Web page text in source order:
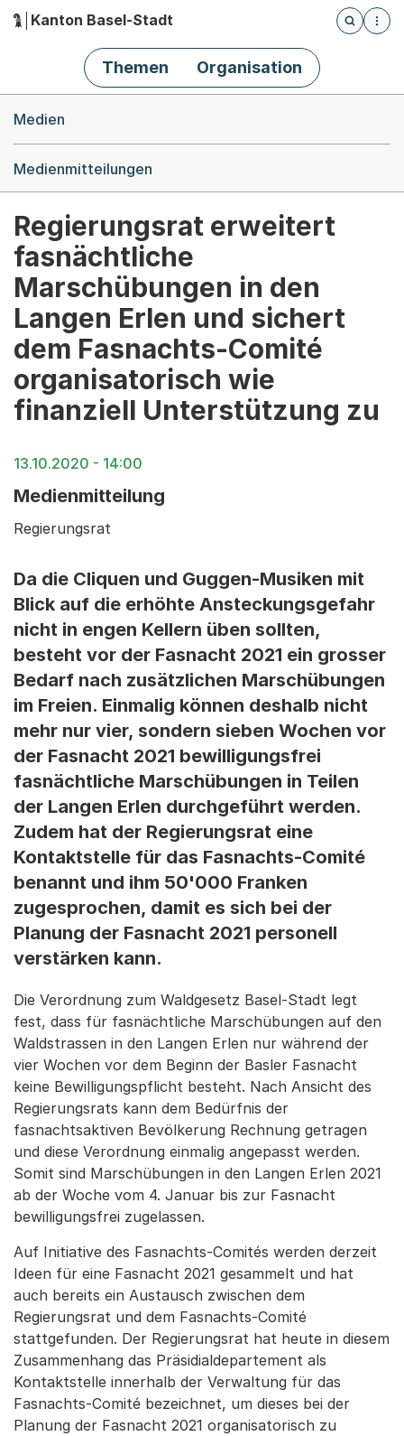
Hauptnavigation
Kanton Basel-Stadt
Öffnet
Themen Organisation
Medien
Medienmitteilungen
Regierungsrat erweitert
fasnächtliche
Marschübungen in den
Langen Erlen und sichert
dem Fasnachts-Comité
organisatorisch wie
finanziell Unterstützung zu
13.10.2020 - 14:00
Medienmitteilung
Regierungsrat
Da die Cliquen und Guggen-Musiken mit
Blick auf die erhöhte Ansteckungsgefahr
nicht in engen Kellern üben sollten,
besteht vor der Fasnacht 2021 ein grosser
Bedarf nach zusätzlichen Marschübungen
im Freien. Einmalig können deshalb nicht
mehr nur vier, sondern sieben Wochen vor
der Fasnacht 2021 bewilligungsfrei
fasnächtliche Marschübungen in Teilen
der Langen Erlen durchgeführt werden.
Zudem hat der Regierungsrat eine
Kontaktstelle für das Fasnachts-Comité
benannt und ihm 50'000 Franken
zugesprochen, damit es sich bei der
Planung der Fasnacht 2021 personell
verstärken kann.
Die Verordnung zum Waldgesetz Basel-Stadt legt
fest, dass für fasnächtliche Marschübungen auf den
Waldstrassen in den Langen Erlen nur während der
vier Wochen vor dem Beginn der Basler Fasnacht
keine Bewilligungspflicht besteht. Nach Ansicht des
Regierungsrats kann dem Bedürfnis der
fasnachtsaktiven Bevölkerung Rechnung getragen
und diese Verordnung einmalig angepasst werden.
Somit sind Marschübungen in den Langen Erlen 2021
ab der Woche vom 4. Januar bis zur Fasnacht
bewilligungsfrei zugelassen.
Auf Initiative des Fasnachts-Comités werden derzeit
Ideen für eine Fasnacht 2021 gesammelt und hat
auch bereits ein Austausch zwischen dem
Regierungsrat und dem Fasnachts-Comité
stattgefunden. Der Regierungsrat hat heute in diesem
Zusammenhang das Präsidialdepartement als
Kontaktstelle innerhalb der Verwaltung für das
Fasnachts-Comité bezeichnet, um dieses bei der
Planung der Fasnacht 2021 organisatorisch zu